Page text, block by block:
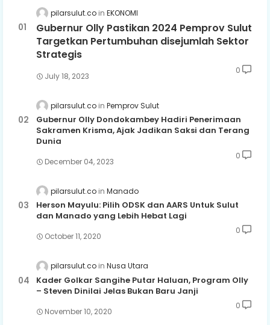
pilarsulut.co EKONOMI
Gubernur Olly Pastikan 2024 Pemprov Sulut
Targetkan Pertumbuhan disejumlah Sektor
Strategis
July 18, 2023
0
pilarsulut.co Pemprov Sulut
Gubernur Olly Dondokambey Hadiri Penerimaan
Sakramen Krisma, Ajak Jadikan Saksi dan Terang
Dunia
December 04, 2023
0
pilarsulut.co Manado
Herson Mayulu: Pilih ODSK dan AARS Untuk Sulut
dan Manado yang Lebih Hebat Lagi
October 11, 2020
0
pilarsulut.co Nusa Utara
Kader Golkar Sangihe Putar Haluan, Program Olly
– Steven Dinilai Jelas Bukan Baru Janji
November 10, 2020
0